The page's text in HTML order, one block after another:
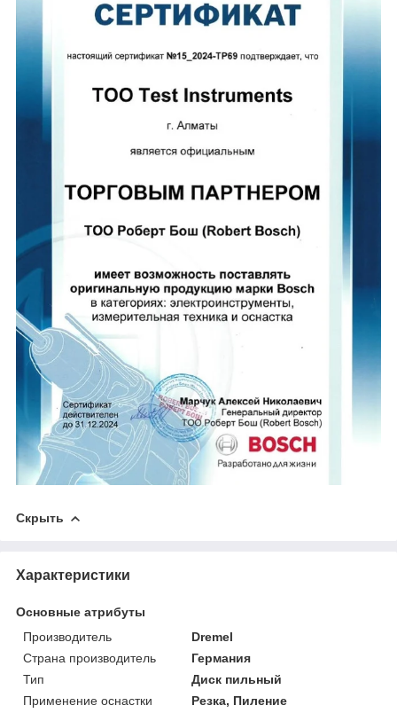
Скрыть
Характеристики
Основные атрибуты
Производитель
Dremel
Страна производитель
Германия
Тип
Диск пильный
Применение оснастки
Резка, Пиление